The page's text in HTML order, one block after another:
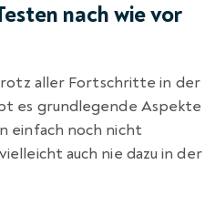
nach wie vor
aller Fortschritte in der
es grundlegende Aspekte
einfach noch nicht
auch nie dazu in der